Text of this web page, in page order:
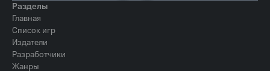
Разделы
Главная
Список игр
Издатели
Разработчики
Жанры